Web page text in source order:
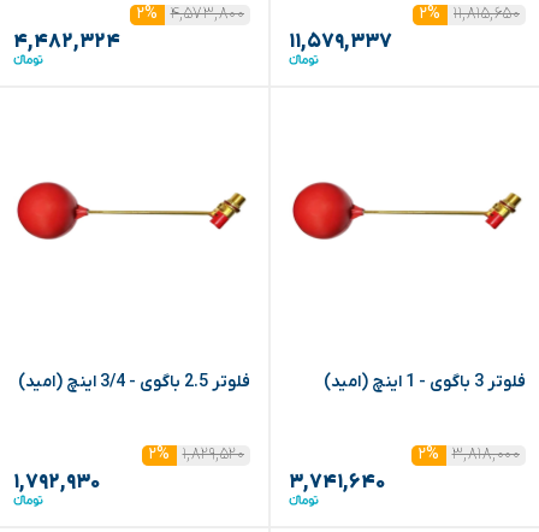
۱۱,۸۱۵,۶۵۰ ۲%
۱۱,۵۷۹,۳۳۷
۴,۵۷۳,۸۰۰ ۲%
۴,۴۸۲,۳۲۴
فلوتر 3 باگوی - 1 اینچ (امید)
۳,۸۱۸,۰۰۰ ۲%
۳,۷۴۱,۶۴۰
فلوتر 2.5 باگوی - 3/4 اینچ (امید)
۱,۸۲۹,۵۲۰ ۲%
۱,۷۹۲,۹۳۰